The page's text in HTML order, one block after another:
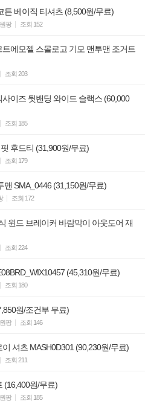
튼 베이직 티셔츠 (8,500원/무료)
원팡 조회 152
에모젤 스몰로고 기모 맨투맨 조거트
조회 203
이즈 뒷밴딩 와이드 슬랙스 (60,000
조회 185
후드티 (31,900원/무료)
조회 179
SMA_0446 (31,150원/무료)
조회 172
윈드 브레이커 바람막이 아웃도어 재
조회 224
(45,310원/무료)
조회 180
원/조건부 무료)
원팡 조회 146
셔츠 MASH0D301 (90,230원/무료)
조회 211
(16,400원/무료)
원팡 조회 185